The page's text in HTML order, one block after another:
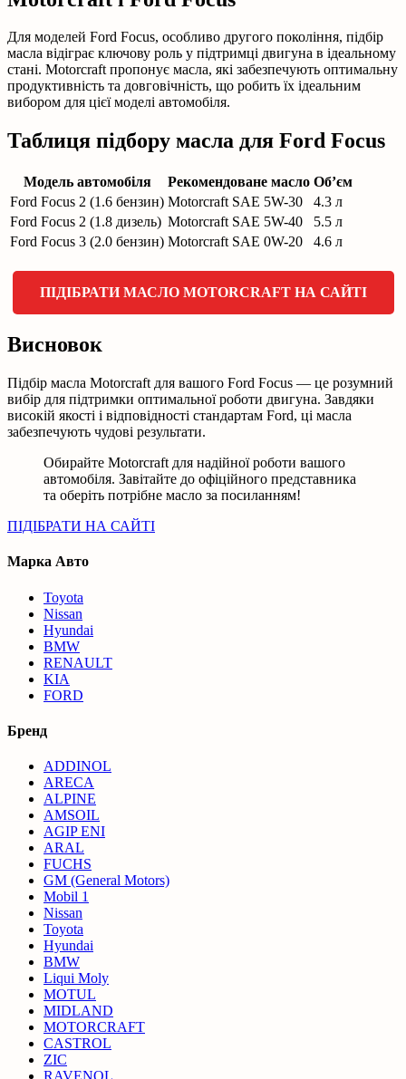
Для моделей Ford Focus, особливо другого покоління, підбір
масла відіграє ключову роль у підтримці двигуна в ідеальному
стані. Motorcraft пропонує масла, які забезпечують оптимальну
продуктивність та довговічність, що робить їх ідеальним
вибором для цієї моделі автомобіля.
Таблиця підбору масла для Ford Focus
Модель автомобіля Рекомендоване масло Об’єм
Ford Focus 2 (1.6 бензин) Motorcraft SAE 5W-30
4.3 л
Ford Focus 2 (1.8 дизель) Motorcraft SAE 5W-40
5.5 л
Ford Focus 3 (2.0 бензин) Motorcraft SAE 0W-20 4.6 л
ПІДІБРАТИ МАСЛО MOTORCRAFT НА САЙТІ
Висновок
Підбір масла Motorcraft для вашого Ford Focus — це розумний
вибір для підтримки оптимальної роботи двигуна. Завдяки
високій якості і відповідності стандартам Ford, ці масла
забезпечують чудові результати.
Обирайте Motorcraft для надійної роботи вашого
автомобіля. Завітайте до офіційного представника
та оберіть потрібне масло за посиланням!
ПІДІБРАТИ НА САЙТІ
Марка Авто
Toyota
Nissan
Hyundai
BMW
RENAULT
KIA
FORD
Бренд
ADDINOL
ARECA
ALPINE
AMSOIL
AGIP ENI
ARAL
FUCHS
GM (General Motors)
Mobil 1
Nissan
Toyota
Hyundai
BMW
Liqui Moly
MOTUL
MIDLAND
MOTORCRAFT
CASTROL
ZIC